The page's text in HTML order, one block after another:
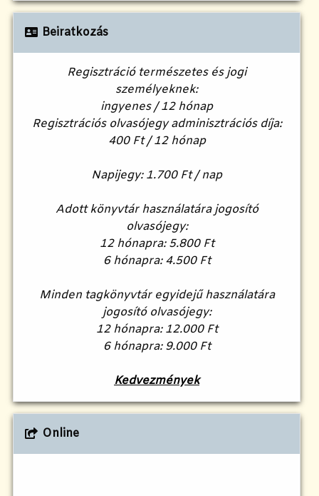
Beiratkozás
Regisztráció természetes és jogi
személyeknek:
ingyenes / 12 hónap
Regisztrációs olvasójegy adminisztrációs díja:
400 Ft / 12 hónap
Napijegy: 1.700 Ft / nap
Adott könyvtár használatára jogosító
olvasójegy:
12 hónapra: 5.800 Ft
6 hónapra: 4.500 Ft
Minden tagkönyvtár egyidejű használatára
jogosító olvasójegy:
12 hónapra: 12.000 Ft
6 hónapra: 9.000 Ft
Kedvezmények
Online